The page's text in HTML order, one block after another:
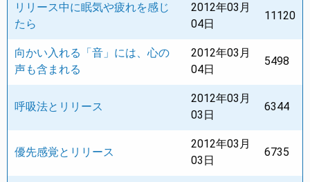
リリース中に眠気や疲れを感じ
たら
2012年03月
04日
11120
向かい入れる「音」には、心の
声も含まれる
2012年03月
04日
5498
呼吸法とリリース
2012年03月
03日
6344
優先感覚とリリース
2012年03月
03日
6735